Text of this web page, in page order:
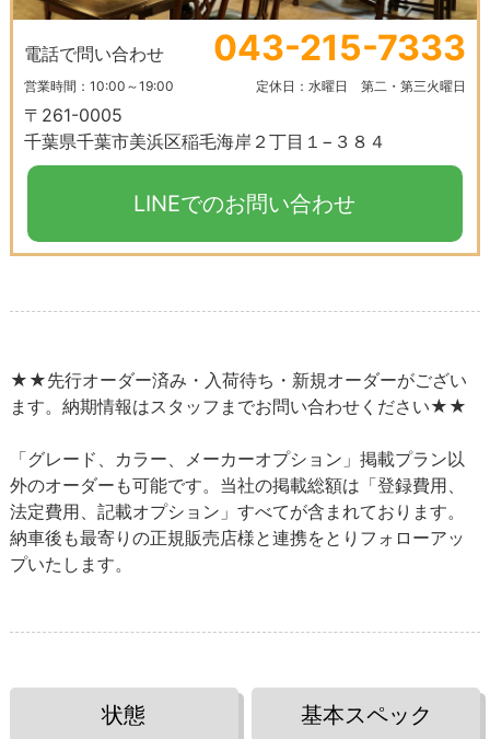
電話で問い合わせ 043-215-7333
営業時間：10:00～19:00 定休日：水曜日 第二・第三火曜日
〒261-0005
千葉県千葉市美浜区稲毛海岸２丁目１−３８４
LINEでのお問い合わせ
★★先行オーダー済み・入荷待ち・新規オーダーがござい
ます。納期情報はスタッフまでお問い合わせください★★
「グレード、カラー、メーカーオプション」掲載プラン以
外のオーダーも可能です。当社の掲載総額は「登録費用、
法定費用、記載オプション」すべてが含まれております。
納車後も最寄りの正規販売店様と連携をとりフォローアッ
プいたします。
状態 基本スペック